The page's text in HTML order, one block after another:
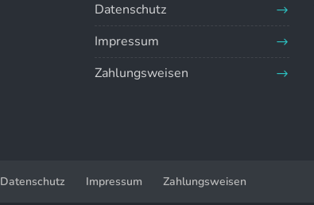
Datenschutz
Impressum
Zahlungsweisen
Datenschutz Impressum Zahlungsweisen